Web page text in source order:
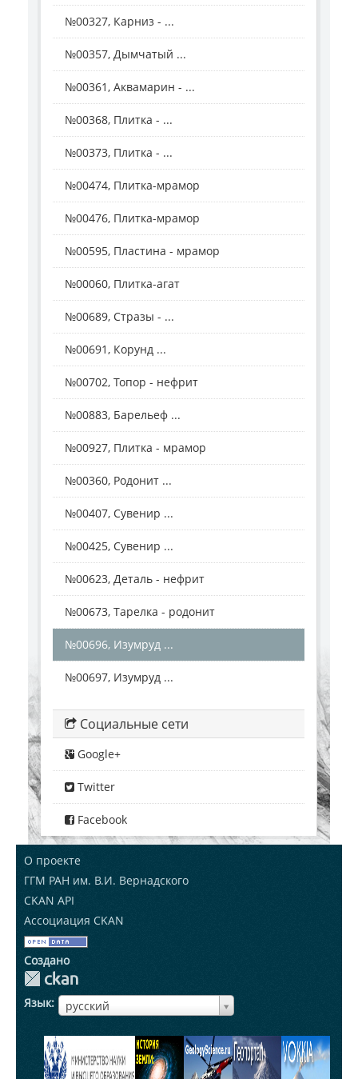
№00327, Карниз - ...
№00357, Дымчатый ...
№00361, Аквамарин - ...
№00368, Плитка - ...
№00373, Плитка - ...
№00474, Плитка-мрамор
№00476, Плитка-мрамор
№00595, Пластина - мрамор
№00060, Плитка-агат
№00689, Стразы - ...
№00691, Корунд ...
№00702, Топор - нефрит
№00883, Барельеф ...
№00927, Плитка - мрамор
№00360, Родонит ...
№00407, Сувенир ...
№00425, Сувенир ...
№00623, Деталь - нефрит
№00673, Тарелка - родонит
№00696, Изумруд ...
№00697, Изумруд ...
Социальные сети
Google+
Twitter
Facebook
О проекте
ГГМ РАН им. В.И. Вернадского
CKAN API
Ассоциация CKAN
Создано
Язык русский
ЯзыкЯзык